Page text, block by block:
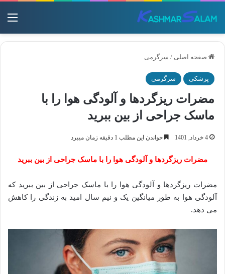
صفحه اصلی / سرگرمی
پزشکی سرگرمی
مضرات ریزگردها و آلودگی هوا را با
ماسک جراحی از بین ببرید
4 خرداد, 1401 خواندن این مطلب 1 دقیقه زمان میبرد
مضرات ریزگردها و آلودگی هوا را با ماسک جراحی از بین ببرید
مضرات ریزگردها و آلودگی هوا را با ماسک جراحی از بین ببرید که
آلودگی هوا به طور میانگین یک و نیم سال امید به زندگی را کاهش
می دهد.